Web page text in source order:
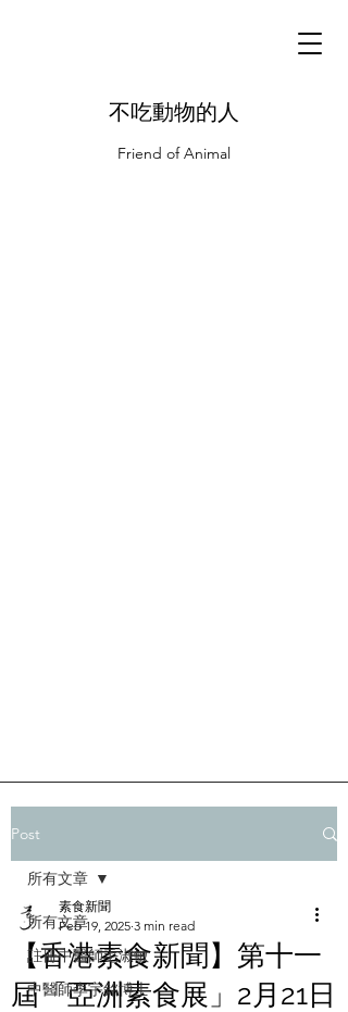
不吃動物的人
Friend of Animal
Post
所有文章
註冊中醫師毛淑敏
中醫師李宇銘博士
所有文章
【香港素食新聞】第十一
屆「亞洲素食展」2月21日
素食新聞
Feb 19, 2025 3 min read